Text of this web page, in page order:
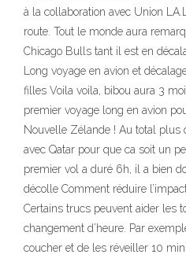
à la collaboration avec Union
route. Tout le monde aura
Chicago Bulls tant il est en
Long voyage en avion et
filles Voila voila, bibou aura 3
premier voyage long en avion
Nouvelle Zélande ! Au total plus
avec Qatar pour que ca soit un
premier vol a duré 6h, il a bien
décolle Comment réduire
Certains trucs peuvent aider les
changement d’heure. Par
coucher et de les réveiller 10